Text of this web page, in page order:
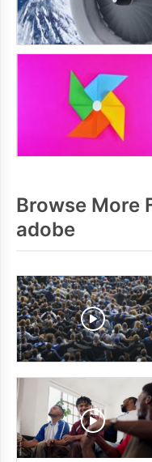
Browse More
adobe